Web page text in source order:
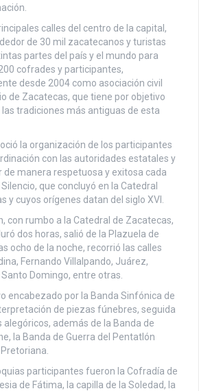
calles del centro de la capital,
de 30 mil zacatecanos y turistas
partes del país y el mundo para
cofrades y participantes,
desde 2004 como asociación civil
de Zacatecas, que tiene por objetivo
tradiciones más antiguas de esta
la organización de los participantes
con las autoridades estatales y
de manera respetuosa y exitosa cada
que concluyó en la Catedral
y cuyos orígenes datan del siglo XVI.
con rumbo a la Catedral de Zacatecas,
dos horas, salió de la Plazuela de
ocho de la noche, recorrió las calles
Fernando Villalpando, Juárez,
Domingo, entre otras.
encabezado por la Banda Sinfónica de
de piezas fúnebres, seguida
alegóricos, además de la Banda de
la Banda de Guerra del Pentatlón
participantes fueron la Cofradía de
de Fátima, la capilla de la Soledad, la